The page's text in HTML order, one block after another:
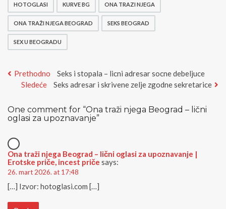
HOTOGLASI KURVE BG ONA TRAZI NJEGA
ONA TRAŽI NJEGA BEOGRAD SEKS BEOGRAD
SEX U BEOGRADU
Kretanje
članka
Prethodno
Previous
post:
Seks i stopala – licni adresar socne debeljuce
Sledeće
Next
Seks adresar i skrivene zelje zgodne sekretarice
One comment for “Ona traži njega Beograd – lični
oglasi za upoznavanje”
Ona traži njega Beograd – lični oglasi za upoznavanje |
Erotske priče, incest priče says:
26. mart 2026. at 17:48
[…] Izvor: hotoglasi.com […]